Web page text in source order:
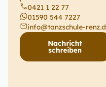
0421 1 22 77
01590 544 7227
info@tanzschule-
Nachricht
schreiben